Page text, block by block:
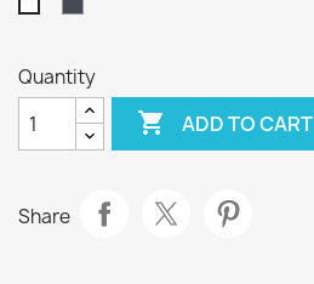
Quantity
 ADD TO CART
Share